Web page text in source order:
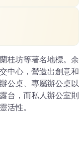
桂坊等著名地標。余
中心，營造出創意和
公桌、專屬辦公桌以
台，而私人辦公室則
活性。